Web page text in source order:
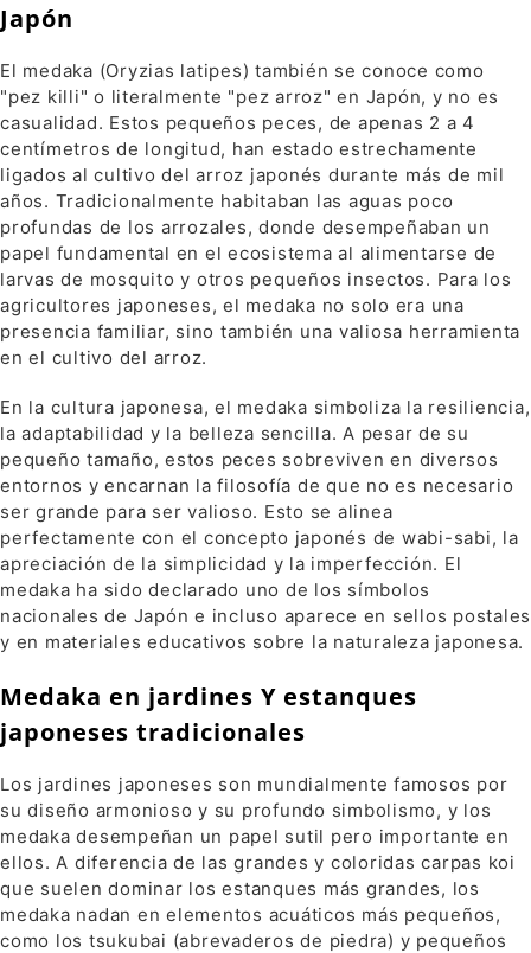
Japón
El medaka (Oryzias latipes) también se conoce como
"pez killi" o literalmente "pez arroz" en Japón, y no es
casualidad. Estos pequeños peces, de apenas 2 a 4
centímetros de longitud, han estado estrechamente
ligados al cultivo del arroz japonés durante más de mil
años. Tradicionalmente habitaban las aguas poco
profundas de los arrozales, donde desempeñaban un
papel fundamental en el ecosistema al alimentarse de
larvas de mosquito y otros pequeños insectos. Para los
agricultores japoneses, el medaka no solo era una
presencia familiar, sino también una valiosa herramienta
en el cultivo del arroz.
En la cultura japonesa, el medaka simboliza la resiliencia,
la adaptabilidad y la belleza sencilla. A pesar de su
pequeño tamaño, estos peces sobreviven en diversos
entornos y encarnan la filosofía de que no es necesario
ser grande para ser valioso. Esto se alinea
perfectamente con el concepto japonés de wabi-sabi, la
apreciación de la simplicidad y la imperfección. El
medaka ha sido declarado uno de los símbolos
nacionales de Japón e incluso aparece en sellos postales
y en materiales educativos sobre la naturaleza japonesa.
Medaka en jardines Y estanques
japoneses tradicionales
Los jardines japoneses son mundialmente famosos por
su diseño armonioso y su profundo simbolismo, y los
medaka desempeñan un papel sutil pero importante en
ellos. A diferencia de las grandes y coloridas carpas koi
que suelen dominar los estanques más grandes, los
medaka nadan en elementos acuáticos más pequeños,
como los tsukubai (abrevaderos de piedra) y pequeños